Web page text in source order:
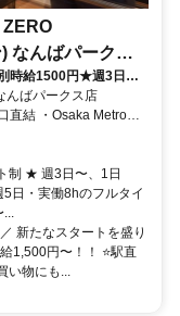
ZERO
なんばパークス
時給1500円★週3日・1
験・主婦(夫)・学生・
んばパークス店
近鉄阪神「大阪難波
制 ★ 週3日〜、1日
日・実働8hのフルタイ
...
新たなスタートを盛り
1,500円〜！！ ⭐駅直
い物にも...